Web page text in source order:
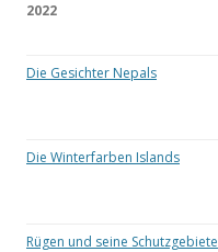
2022
Die Gesichter Nepals
Die Winterfarben Islands
Rügen und seine Schutzgebiete